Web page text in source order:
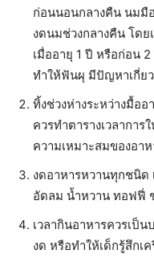
ก่อนนอนกลางคืน นมมื
งดนมช่วงกลางคืน โดย
เมื่ออายุ 1 ปี หรือก่อน
ทำให้ฟันผุ มีปัญหาเกี่ย
ทิ้งช่วงห่างระหว่างมื้อ
ควรทำตารางเวลาการ
ความเหมาะสมของอา
งดอาหารหวานทุกชนิด
อัดลม น้ำหวาน ทอฟฟี่
เวลากินอาหารควรเป็
งด หรือทำให้เด็กรู้สึก